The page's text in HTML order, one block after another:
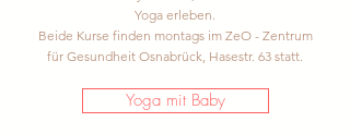
Yoga erleben.
Beide Kurse finden montags im ZeO - Zentrum
für Gesundheit Osnabrück, Hasestr. 63 statt.
Yoga mit Baby